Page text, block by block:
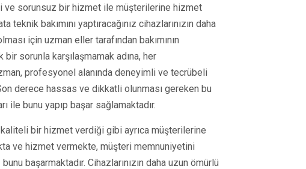
ve sorunsuz bir hizmet ile müşterilerine hizmet
bakımını yaptıracağınız cihazlarınızın daha
için uzman eller tarafından bakımının
sorunla karşılaşmamak adına, her
profesyonel alanında deneyimli ve tecrübeli
derece hassas ve dikkatli olunması gereken bu
ile bunu yapıp başar sağlamaktadır.
bir hizmet verdiği gibi ayrıca müşterilerine
ve hizmet vermekte, müşteri memnuniyetini
başarmaktadır. Cihazlarınızın daha uzun ömürlü